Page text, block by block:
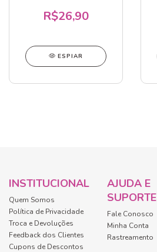
R$26,90
ESPIAR
INSTITUCIONAL
Quem Somos
Política de Privacidade
Troca e Devoluções
Feedback dos Clientes
Cupons de Descontos
AJUDA E
SUPORTE
Fale Conosco
Minha Conta
Rastreamento